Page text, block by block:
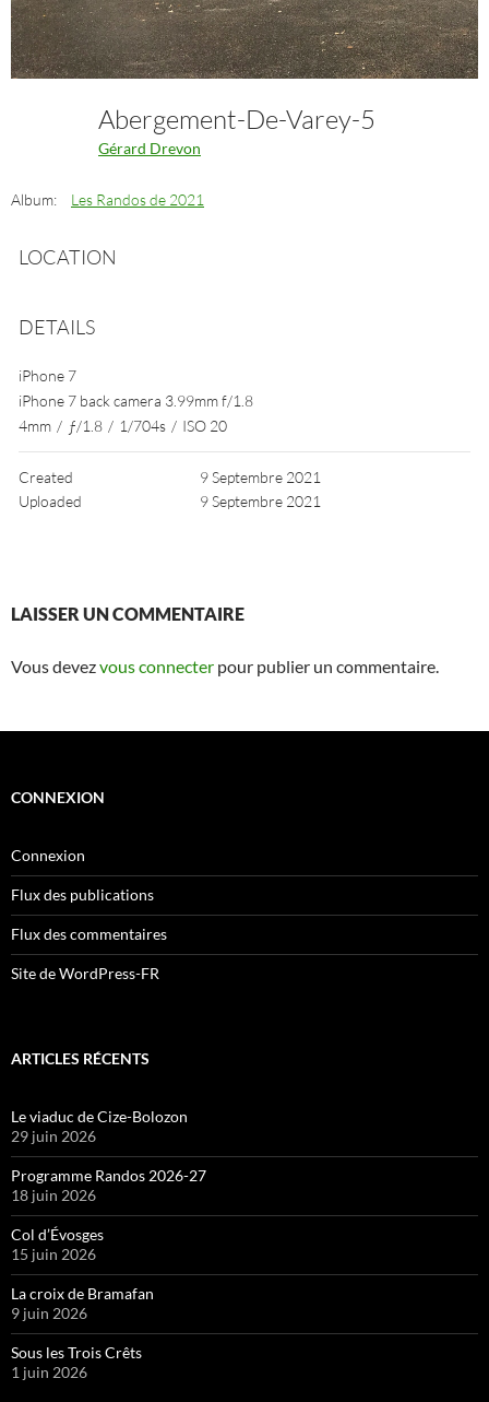
Abergement-De-Varey-5
Gérard Drevon
Album: Les Randos de 2021
LOCATION
DETAILS
iPhone 7
iPhone 7 back camera 3.99mm f/1.8
4mm / ƒ/1.8 / 1/704s / ISO 20
Created
9 Septembre 2021
Uploaded
9 Septembre 2021
LAISSER UN COMMENTAIRE
Vous devezvous connecter pour publier un commentaire.
CONNEXION
Connexion
Flux des publications
Flux des commentaires
Site de WordPress-FR
ARTICLES RÉCENTS
Le viaduc de Cize-Bolozon
29 juin 2026
Programme Randos 2026-27
18 juin 2026
Col d’Évosges
15 juin 2026
La croix de Bramafan
9 juin 2026
Sous les Trois Crêts
1 juin 2026